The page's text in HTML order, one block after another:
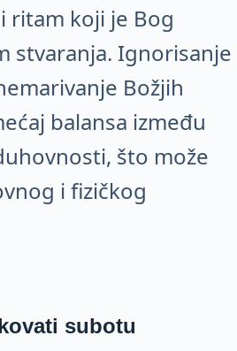
ritam koji je Bog
stvaranja. Ignorisanje
Božjih
balansa između
što može
i fizičkog
subotu